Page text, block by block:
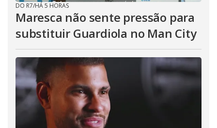
DO R7/HÁ 5 HORAS
Maresca não sente pressão para
substituir Guardiola no Man City